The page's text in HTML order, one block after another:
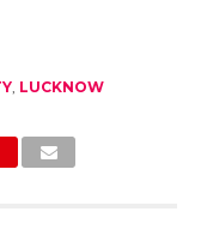
, LUCKNOW